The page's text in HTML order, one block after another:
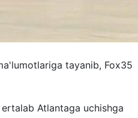
tayanib, Fox35
Atlantaga uchishga